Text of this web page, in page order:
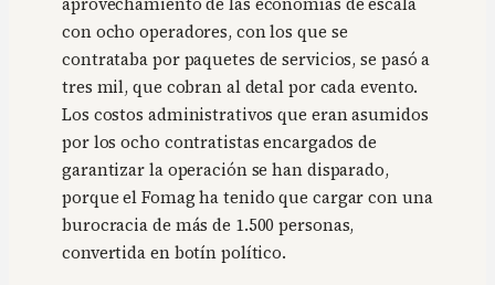
aprovechamiento de las economías de escala
con ocho operadores, con los que se
contrataba por paquetes de servicios, se pasó a
tres mil, que cobran al detal por cada evento.
Los costos administrativos que eran asumidos
por los ocho contratistas encargados de
garantizar la operación se han disparado,
porque el Fomag ha tenido que cargar con una
burocracia de más de 1.500 personas,
convertida en botín político.